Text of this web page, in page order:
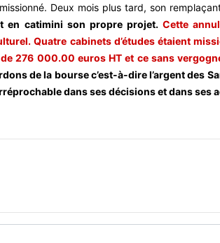
Deux mois plus tard, son
en catimini son propre projet. Cette
Quatre cabinets d’études étaient
276 000.00 euros HT et ce sans
de la bourse c’est-à-dire l’argent des
dans ses décisions et dans ses